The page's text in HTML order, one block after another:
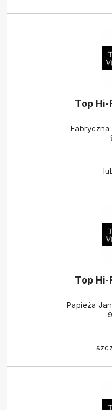
Top Hi-
Fabryczna
Top Hi-
Papieża